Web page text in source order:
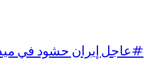
#عاجل إيران حشود في